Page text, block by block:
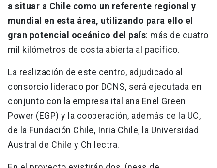
a situar a Chile como un referente regional y
mundial en esta área, utilizando para ello el
gran potencial oceánico del país: más de cuatro
mil kilómetros de costa abierta al pacífico.
La realización de este centro, adjudicado al
consorcio liderado por DCNS, será ejecutada en
conjunto con la empresa italiana Enel Green
Power (EGP) y la cooperación, además de la UC,
de la Fundación Chile, Inria Chile, la Universidad
Austral de Chile y Chilectra.